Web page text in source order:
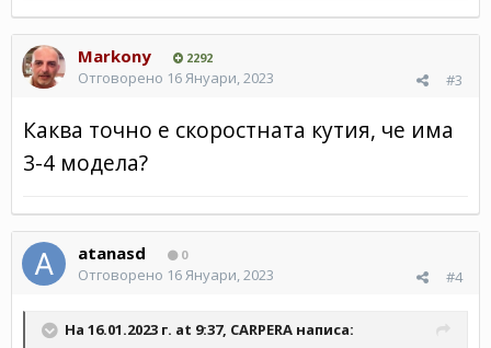
Markony 2292
#3
Отговорено 16 Януари, 2023
Каква точно е скоростната кутия, че има
3-4 модела?
atanasd 0
#4
Отговорено 16 Януари, 2023
На 16.01.2023 г. at 9:37, CARPERA написа: